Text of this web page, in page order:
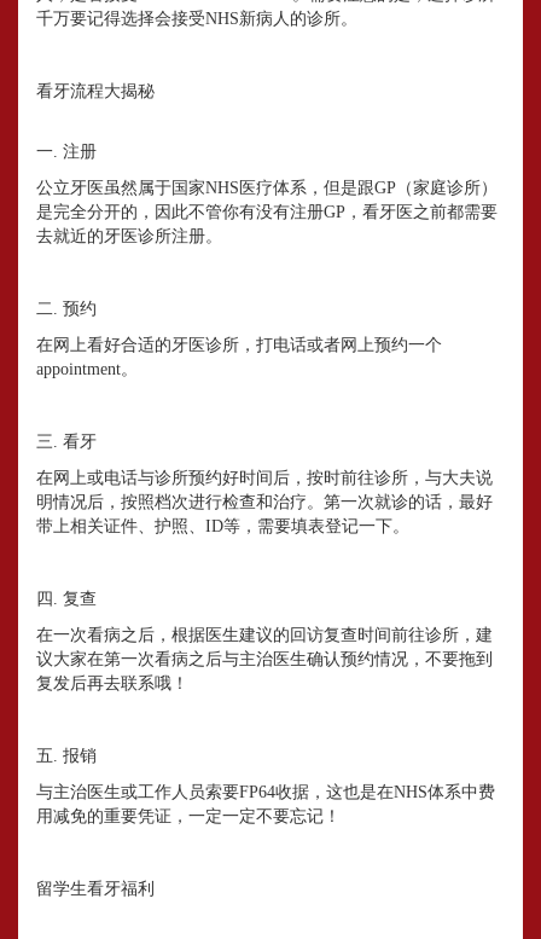
千万要记得选择会接受NHS新病人的诊所。
看牙流程大揭秘
一. 注册
公立牙医虽然属于国家NHS医疗体系，但是跟GP（家庭诊所）
是完全分开的，因此不管你有没有注册GP，看牙医之前都需要
去就近的牙医诊所注册。
二. 预约
在网上看好合适的牙医诊所，打电话或者网上预约一个
appointment。
三. 看牙
在网上或电话与诊所预约好时间后，按时前往诊所，与大夫说
明情况后，按照档次进行检查和治疗。第一次就诊的话，最好
带上相关证件、护照、ID等，需要填表登记一下。
四. 复查
在一次看病之后，根据医生建议的回访复查时间前往诊所，建
议大家在第一次看病之后与主治医生确认预约情况，不要拖到
复发后再去联系哦！
五. 报销
与主治医生或工作人员索要FP64收据，这也是在NHS体系中费
用减免的重要凭证，一定一定不要忘记！
留学生看牙福利